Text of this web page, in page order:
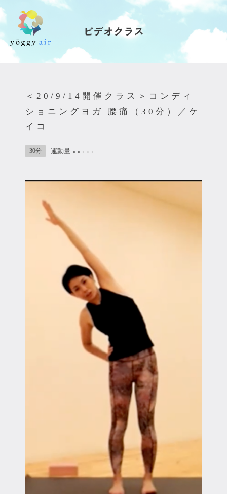
受講の流れ
インストラクター一覧
yoggy mommy
会員規約について
クラス参加にあたっての同意書
特定商取引にかかわる表示
プライバシーポリシー
ビデオクラス
＜20/9/14開催クラス＞コンディ
ショニングヨガ 腰痛（30分）／ケ
イコ
30分 運動量 ● ● ● ● ●